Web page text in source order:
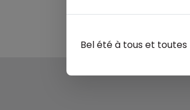
Bel été à tous et toutes